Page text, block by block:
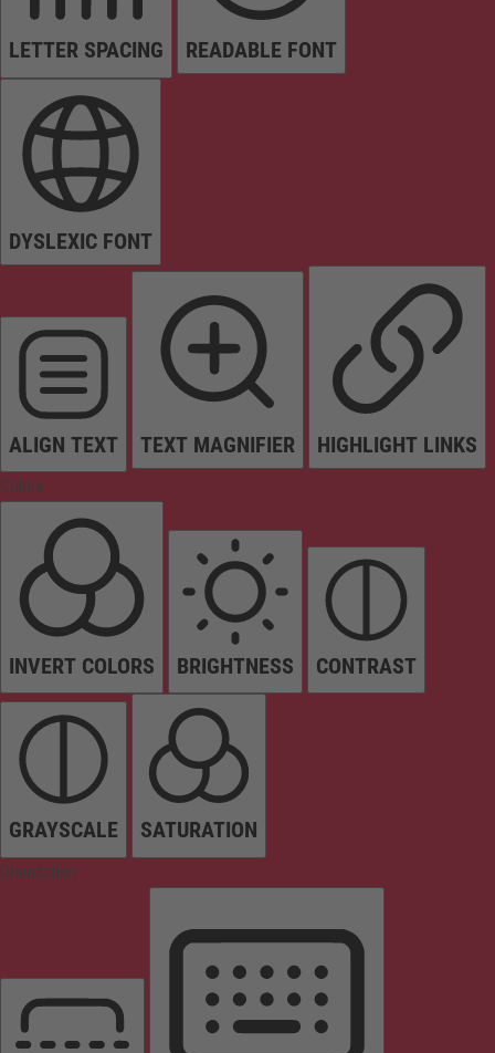
LETTER SPACING READABLE FONT
DYSLEXIC FONT
ALIGN TEXT TEXT MAGNIFIER HIGHLIGHT LINKS
Colors
INVERT COLORS BRIGHTNESS CONTRAST
GRAYSCALE SATURATION
Orientation